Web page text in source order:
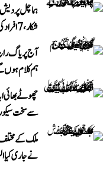
ہماچل
شکار، 7 افراد کی موت، 11 زخمی
آج پریاگ
ہم کلام ہوں
چھوٹے
سے سخت
ملک کے
نے جاری کیا